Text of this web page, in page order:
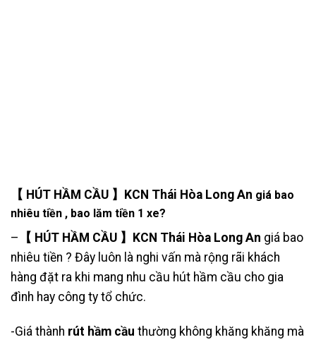
【 HÚT HẦM CẦU 】KCN Thái Hòa Long An giá bao
nhiêu tiền , bao lăm tiền 1 xe?
– 【 HÚT HẦM CẦU 】KCN Thái Hòa Long An giá bao
nhiêu tiền ? Đây luôn là nghi vấn mà rộng rãi khách
hàng đặt ra khi mang nhu cầu hút hầm cầu cho gia
đình hay công ty tổ chức.
-Giá thành rút hầm cầu thường không khăng khăng mà